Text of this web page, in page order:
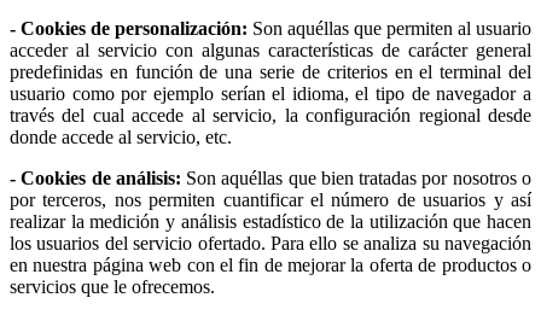
- Cookies de personalización: Son aquéllas que permiten al usuario
acceder al servicio con algunas características de carácter general
predefinidas en función de una serie de criterios en el terminal del
usuario como por ejemplo serían el idioma, el tipo de navegador a
través del cual accede al servicio, la configuración regional desde
donde accede al servicio, etc.
- Cookies de análisis: Son aquéllas que bien tratadas por nosotros o
por terceros, nos permiten cuantificar el número de usuarios y así
realizar la medición y análisis estadístico de la utilización que hacen
los usuarios del servicio ofertado. Para ello se analiza su navegación
en nuestra página web con el fin de mejorar la oferta de productos o
servicios que le ofrecemos.